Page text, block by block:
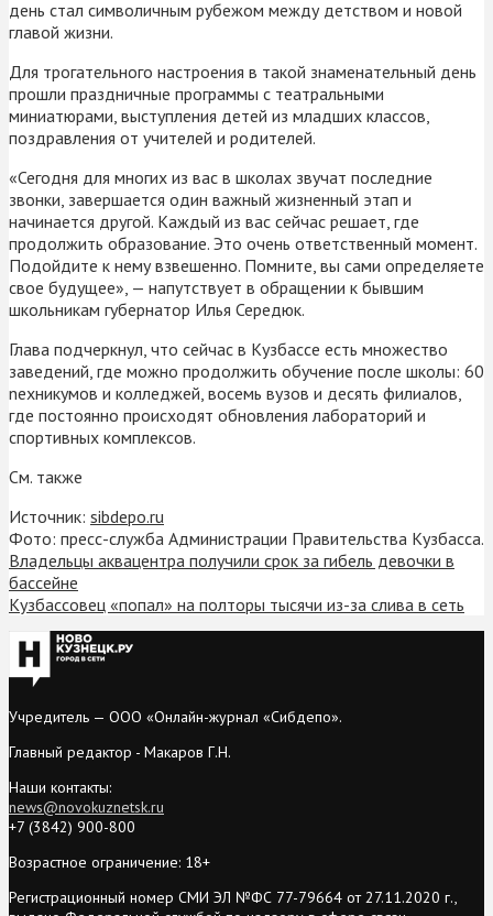
день стал символичным рубежом между детством и новой
главой жизни.
Для трогательного настроения в такой знаменательный день
прошли праздничные программы с театральными
миниатюрами, выступления детей из младших классов,
поздравления от учителей и родителей.
«Сегодня для многих из вас в школах звучат последние
звонки, завершается один важный жизненный этап и
начинается другой. Каждый из вас сейчас решает, где
продолжить образование. Это очень ответственный момент.
Подойдите к нему взвешенно. Помните, вы сами определяете
свое будущее», — напутствует в обращении к бывшим
школьникам губернатор Илья Середюк.
Глава подчеркнул, что сейчас в Кузбассе есть множество
заведений, где можно продолжить обучение после школы: 60
nехникумов и колледжей, восемь вузов и десять филиалов,
где постоянно происходят обновления лабораторий и
спортивных комплексов.
См. также
Источник: sibdepo.ru
Фото: пресс-служба Администрации Правительства Кузбасса.
Владельцы аквацентра получили срок за гибель девочки в
бассейне
Кузбассовец «попал» на полторы тысячи из-за слива в сеть
Учредитель — ООО «Онлайн-журнал «Сибдепо».
Главный редактор - Макаров Г.Н.
Наши контакты:
news@novokuznetsk.ru
+7 (3842) 900-800
Возрастное ограничение: 18+
Регистрационный номер СМИ ЭЛ №ФС 77-79664 от 27.11.2020 г.,